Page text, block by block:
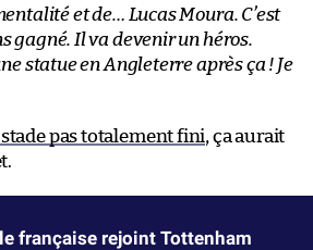
et de… Lucas Moura. C’est
gagné. Il va devenir un héros.
statue en Angleterre après ça ! Je
pas totalement fini, ça aurait
française rejoint Tottenham